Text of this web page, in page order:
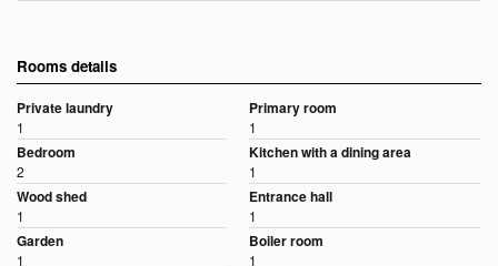
Rooms details
Private laundry
1
Primary room
1
Bedroom
2
Kitchen with a dining area
1
Wood shed
1
Entrance hall
1
Garden
1
Boiler room
1